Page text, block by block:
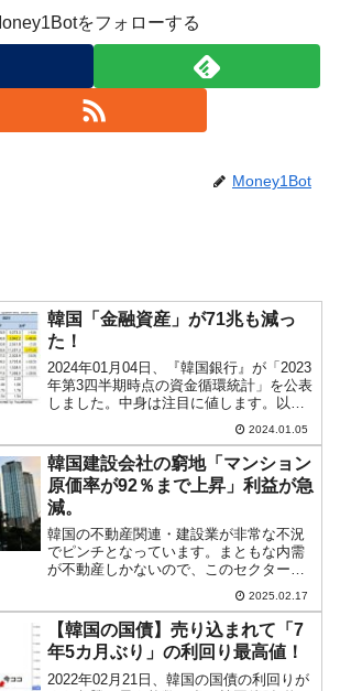
をフォローする
Money1Bot
韓国「金融資産」が71兆も減っ
た！
2024年01月04日、『韓国銀行』が「2023
年第3四半期時点の資金循環統計」を公表
しました。中身は注目に値します。以下
にデータにある表組を引用します。⇒参
照・引用元：『韓国銀行』公式サイト
「Flow of Funds during th...
2024.01.05
韓国建設会社の窮地「マンション
原価率が92％まで上昇」利益が急
減。
韓国の不動産関連・建設業が非常な不況
でピンチとなっています。まともな内需
が不動産しかないので、このセクターが
回復しないと「どん底景気」から脱出で
きない――と考えられます。Money1でも
先にご紹介したとおり、韓国「最大手建
設会社5社」の20...
2025.02.17
【韓国の国債】売り込まれて「7
年5カ月ぶり」の利回り最高値！
2022年02月21日、韓国の国債の利回りが